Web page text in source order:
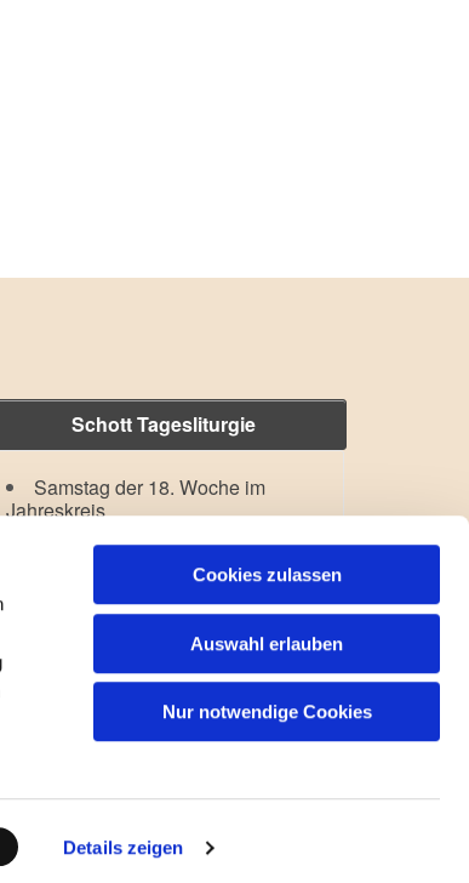
Details zeigen
Cookies zulassen
Auswahl erlauben
Nur notwendige Cookies
Schott Tagesliturgie
Samstag der 18. Woche im
Jahreskreis
Lesejahr: A II, Stb: II. Woche